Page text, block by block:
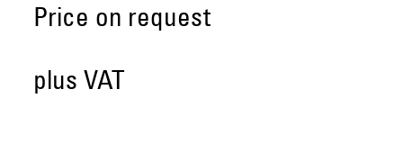
Price on request
plus VAT